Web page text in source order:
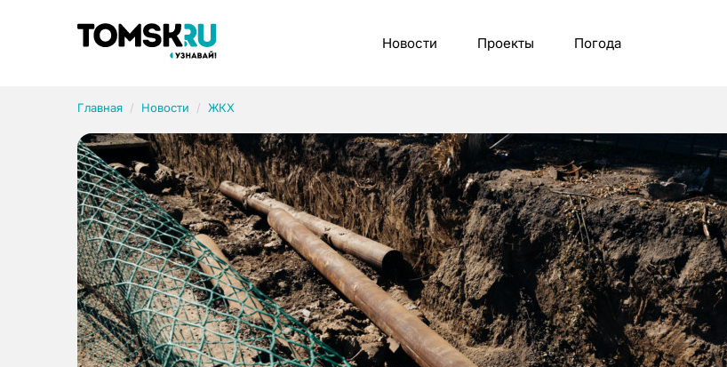
Новости Проекты Погода
Главная Новости ЖКХ
Рубрики